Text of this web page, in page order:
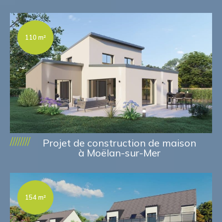
110 m²
////////
Projet de construction de maison
à Moëlan-sur-Mer
154 m²